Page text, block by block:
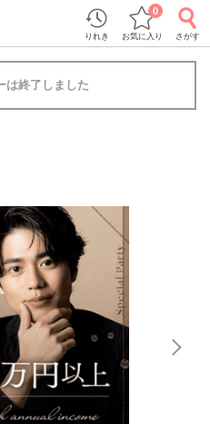
りれき お気に入り
0
さがす
は終了しました